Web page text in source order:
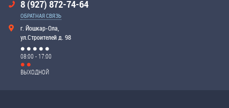
8 (927) 872-74-64
ОБРАТНАЯ СВЯЗЬ
г. Йошкар-Ола,
ул.Строителей д. 98
08:00 - 17:00
ВЫХОДНОЙ